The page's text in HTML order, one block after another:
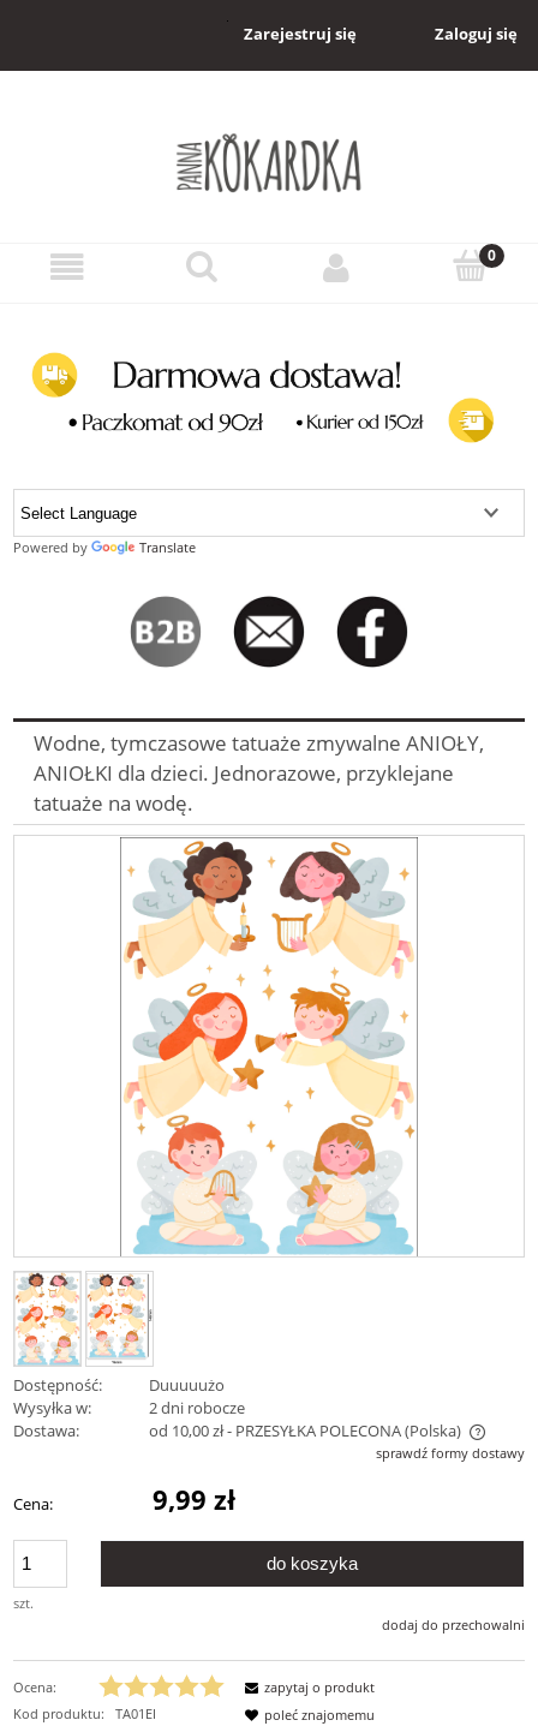
Zarejestruj się Zaloguj się
Powered by Translate
Wodne, tymczasowe tatuaże zmywalne ANIOŁY,
ANIOŁKI dla dzieci. Jednorazowe, przyklejane
tatuaże na wodę.
Dostępność:
Duuuuużo
Wysyłka w:
2 dni robocze
Dostawa:
od 10,00 zł- PRZESYŁKA POLECONA(Polska)
Cena nie zawiera ewentualnych kosztów płatnościsprawdź formy dostawy
Cena: 9,99 zł
szt.
do koszyka
dodaj do przechowalni
Ocena:
Kod produktu:
TA01EI
zapytaj o produkt
poleć znajomemu